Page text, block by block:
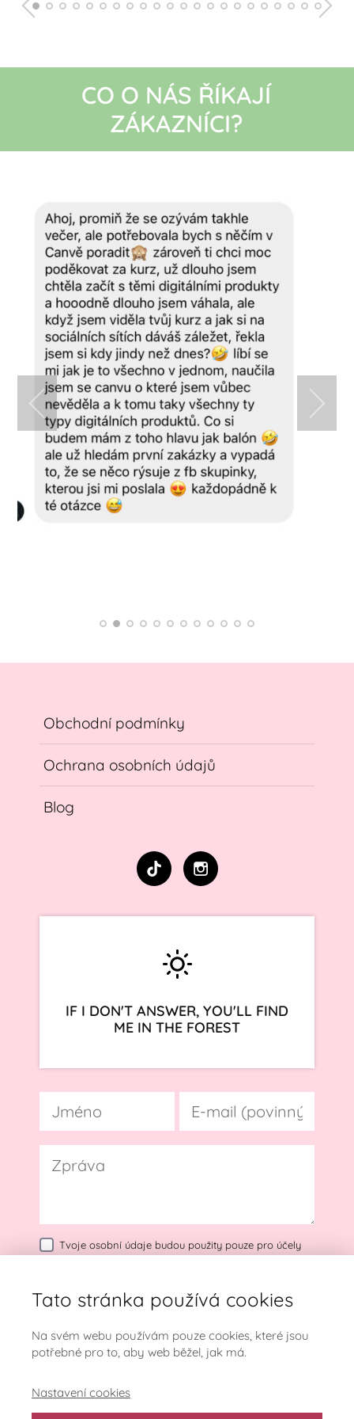
CO O NÁS ŘÍKAJÍ
ZÁKAZNÍCI?
Obchodní podmínky
Ochrana osobních údajů
Blog
IF I DON'T ANSWER, YOU'LL FIND
ME IN THE FOREST
Tvoje osobní údaje budou použity pouze pro účely
vyřešení Tvého dotazu. Zásady zpracování osobních
Odeslat dotaz
Tato stránka používá cookies
Na svém webu používám pouze cookies, které jsou
potřebné pro to, aby web běžel, jak má.
Nastavení cookies